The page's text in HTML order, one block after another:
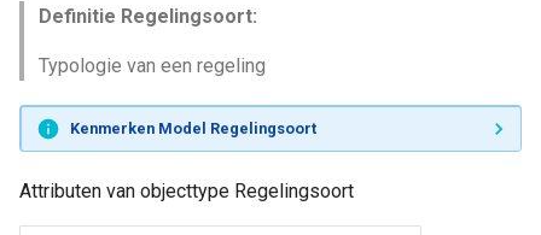
Definitie Regelingsoort:
Typologie van een regeling
Kenmerken Model Regelingsoort
Attributen van objecttype Regelingsoort